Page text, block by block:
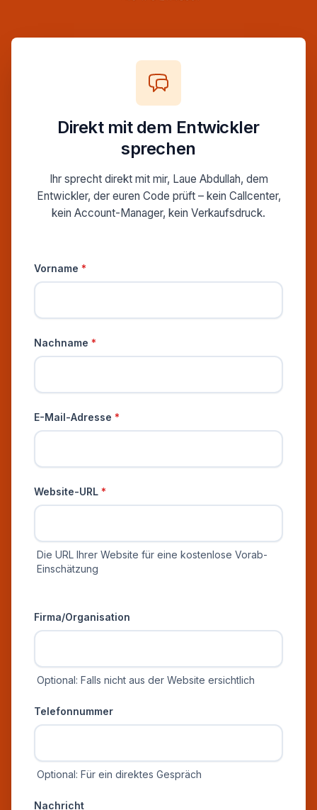
Direkt mit dem Entwickler
sprechen
Ihr sprecht direkt mit mir, Laue Abdullah, dem
Entwickler, der euren Code prüft – kein Callcenter,
kein Account-Manager, kein Verkaufsdruck.
Vorname *
Nachname *
E-Mail-Adresse *
Website-URL *
Die URL Ihrer Website für eine kostenlose Vorab-
Einschätzung
Firma/Organisation
Optional: Falls nicht aus der Website ersichtlich
Telefonnummer
Optional: Für ein direktes Gespräch
Nachricht